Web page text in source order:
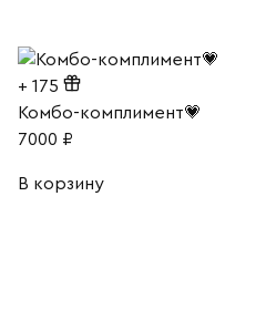
+ 175
Комбо-комплимент💗
7000 ₽
В корзину